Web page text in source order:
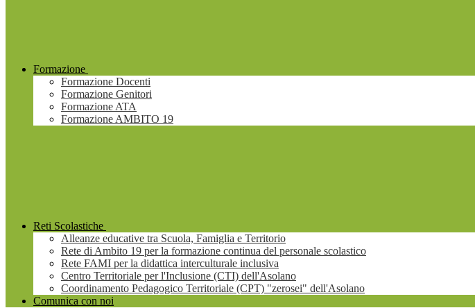
Formazione
Formazione Docenti
Formazione Genitori
Formazione ATA
Formazione AMBITO 19
Reti Scolastiche
Alleanze educative tra Scuola, Famiglia e Territorio
Rete di Ambito 19 per la formazione continua del personale scolastico
Rete FAMI per la didattica interculturale inclusiva
Centro Territoriale per l'Inclusione (CTI) dell'Asolano
Coordinamento Pedagogico Territoriale (CPT) "zerosei" dell'Asolano
Comunica con noi